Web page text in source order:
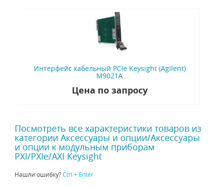
Интерфейс кабельный PCIe Keysight (Agilent)
M9021A
Цена по запросу
Посмотреть все характеристики товаров из
категории Аксессуары и опции/Аксессуары
и опции к модульным приборам
PXI/PXIe/AXI Keysight
Нашли ошибку?Ctrl + Enter